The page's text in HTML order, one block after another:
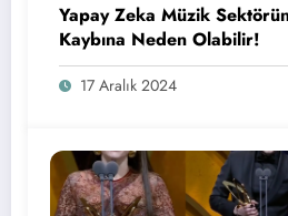
Yapay Zeka Müzik
Kaybına Neden Olabilir!
17 Aralık 2024